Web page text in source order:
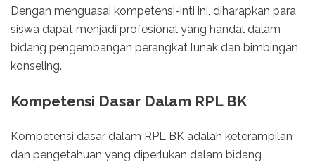
Dengan menguasai kompetensi-inti ini, diharapkan para
siswa dapat menjadi profesional yang handal dalam
bidang pengembangan perangkat lunak dan bimbingan
konseling.
Kompetensi Dasar Dalam RPL BK
Kompetensi dasar dalam RPL BK adalah keterampilan
dan pengetahuan yang diperlukan dalam bidang